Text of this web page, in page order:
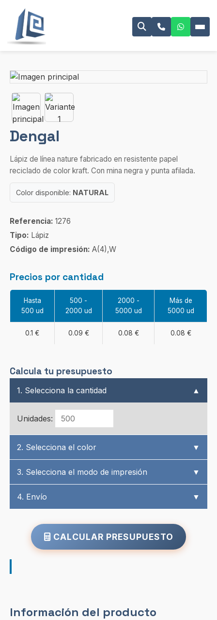
Dengal
Lápiz de línea nature fabricado en resistente papel
reciclado de color kraft. Con mina negra y punta afilada.
Color disponible: NATURAL
Referencia: 1276
Tipo: Lápiz
Código de impresión: A(4),W
Precios por cantidad
Hasta
500 ud
500 -
2000 ud
2000 -
5000 ud
Más de
5000 ud
0.1 € 0.09 € 0.08 € 0.08 €
Calcula tu presupuesto
1. Selecciona la cantidad ▲
Unidades:
2. Selecciona el color ▼
3. Selecciona el modo de impresión ▼
4. Envío ▼
CALCULAR PRESUPUESTO
Información del producto